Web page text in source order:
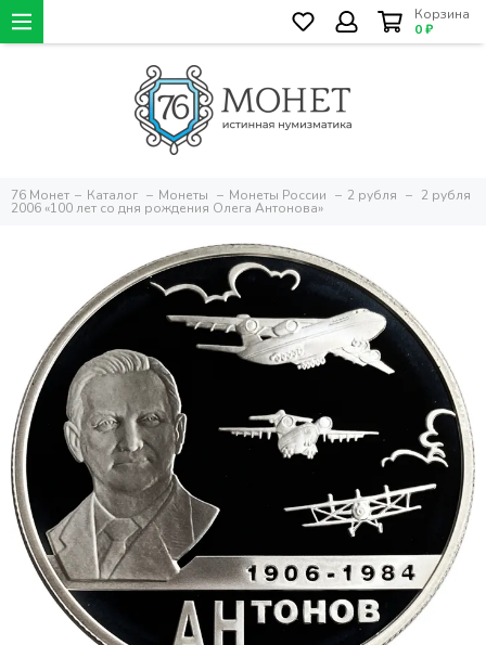
Корзина
0 ₽
76 Монет Каталог Монеты Монеты России 2 рубля 2 рубля
2006 «100 лет со дня рождения Олега Антонова»